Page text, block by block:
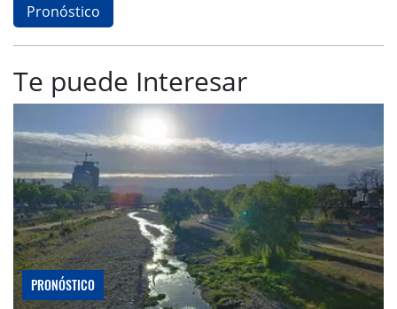
Pronóstico
Te puede Interesar
PRONÓSTICO